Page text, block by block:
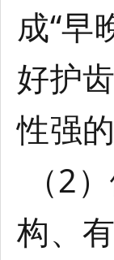
成“早
好护
性强
（2
构、